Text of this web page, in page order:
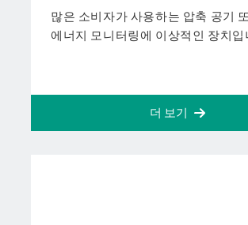
많은 소비자가 사용하는 압축 공기
에너지 모니터링에 이상적인 장치입
더 보기